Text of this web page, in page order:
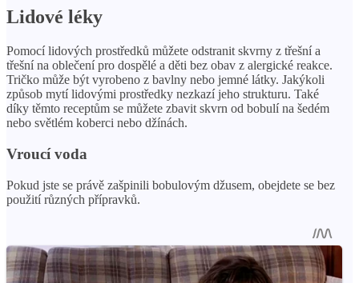
Lidové léky
Pomocí lidových prostředků můžete odstranit skvrny z třešní a
třešní na oblečení pro dospělé a děti bez obav z alergické reakce.
Tričko může být vyrobeno z bavlny nebo jemné látky. Jakýkoli
způsob mytí lidovými prostředky nezkazí jeho strukturu. Také
díky těmto receptům se můžete zbavit skvrn od bobulí na šedém
nebo světlém koberci nebo džínách.
Vroucí voda
Pokud jste se právě zašpinili bobulovým džusem, obejdete se bez
použití různých přípravků.